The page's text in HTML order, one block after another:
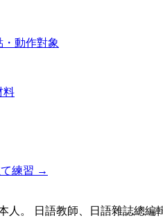
動作對象
料
練習 →
人。 日語教師、日語雜誌總編